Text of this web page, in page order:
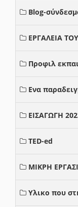
Blog-
ΕΡΓΑΛΕΙΑ
Προφιλ
Ενα
ΕΙΣΑΓΩΓΗ
TED-ed
ΜΙΚΡΗ
Υλικο που